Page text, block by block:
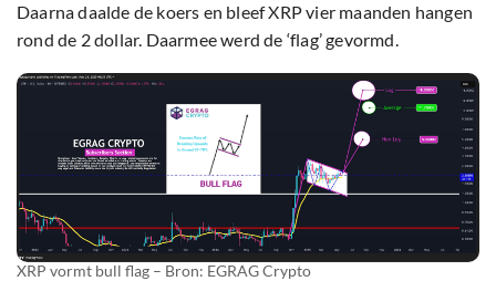
Daarna daalde de koers en bleef XRP vier maanden hangen
rond de 2 dollar. Daarmee werd de ‘flag’ gevormd.
XRP vormt bull flag – Bron: EGRAG Crypto